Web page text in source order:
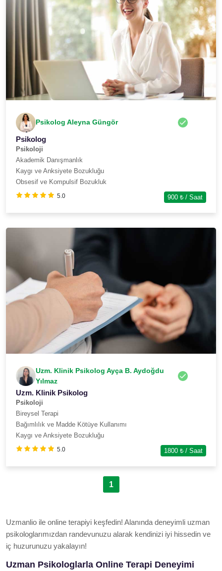
Psikolog Aleyna Güngör
Psikolog
Psikoloji
Akademik Danışmanlık
Kaygı ve Anksiyete Bozukluğu
Obsesif ve Kompulsif Bozukluk
5.0 900 ₺ / Saat
Uzm. Klinik Psikolog Ayça B. Aydoğdu
Yılmaz
Uzm. Klinik Psikolog
Psikoloji
Bireysel Terapi
Bağımlılık ve Madde Kötüye Kullanımı
Kaygı ve Anksiyete Bozukluğu
5.0 1800 ₺ / Saat
1
Uzmanlio ile online terapiyi keşfedin! Alanında deneyimli uzman
psikologlarımızdan randevunuzu alarak kendinizi iyi hissedin ve
iç huzurunuzu yakalayın!
Uzman Psikologlarla Online Terapi Deneyimi